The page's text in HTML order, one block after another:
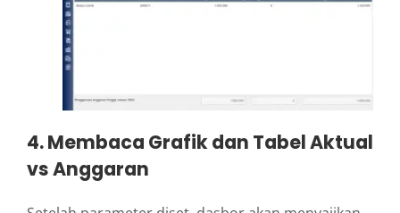
4. Membaca Grafik dan Tabel Aktual
vs Anggaran